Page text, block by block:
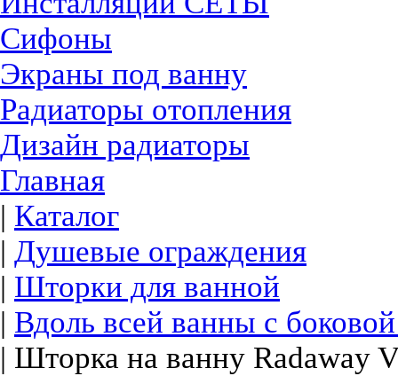
Сифоны
Экраны под ванну
Радиаторы отопления
Дизайн радиаторы
Главная
| Каталог
| Душевые ограждения
| Шторки для ванной
| Вдоль всей ванны с
| Шторка на ванну Radaway